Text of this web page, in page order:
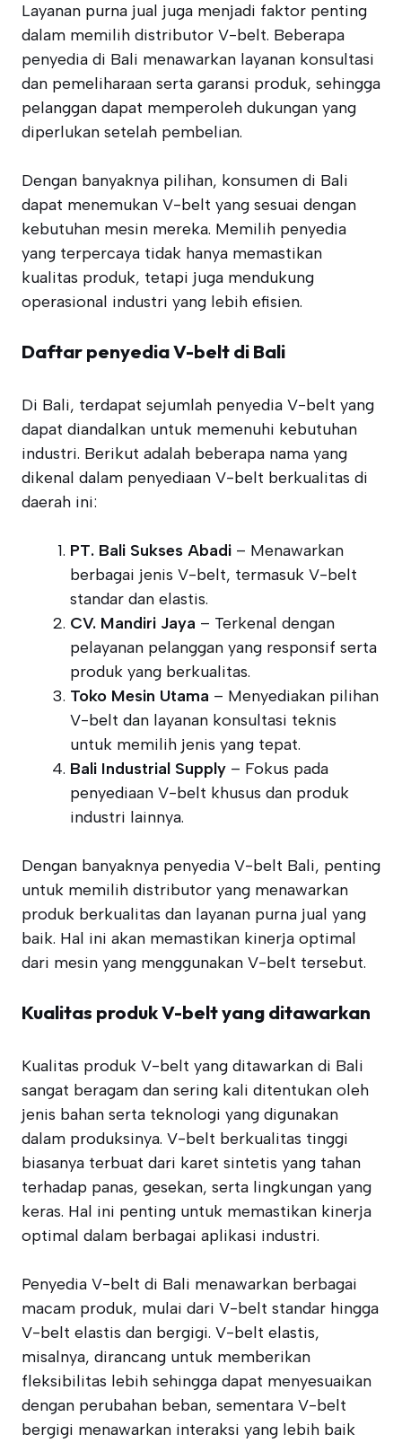
Layanan purna jual juga menjadi faktor penting
dalam memilih distributor V-belt. Beberapa
penyedia di Bali menawarkan layanan konsultasi
dan pemeliharaan serta garansi produk, sehingga
pelanggan dapat memperoleh dukungan yang
diperlukan setelah pembelian.
Dengan banyaknya pilihan, konsumen di Bali
dapat menemukan V-belt yang sesuai dengan
kebutuhan mesin mereka. Memilih penyedia
yang terpercaya tidak hanya memastikan
kualitas produk, tetapi juga mendukung
operasional industri yang lebih efisien.
Daftar penyedia V-belt di Bali
Di Bali, terdapat sejumlah penyedia V-belt yang
dapat diandalkan untuk memenuhi kebutuhan
industri. Berikut adalah beberapa nama yang
dikenal dalam penyediaan V-belt berkualitas di
daerah ini:
PT. Bali Sukses Abadi – Menawarkan
berbagai jenis V-belt, termasuk V-belt
standar dan elastis.
CV. Mandiri Jaya – Terkenal dengan
pelayanan pelanggan yang responsif serta
produk yang berkualitas.
Toko Mesin Utama – Menyediakan pilihan
V-belt dan layanan konsultasi teknis
untuk memilih jenis yang tepat.
Bali Industrial Supply – Fokus pada
penyediaan V-belt khusus dan produk
industri lainnya.
Dengan banyaknya penyedia V-belt Bali, penting
untuk memilih distributor yang menawarkan
produk berkualitas dan layanan purna jual yang
baik. Hal ini akan memastikan kinerja optimal
dari mesin yang menggunakan V-belt tersebut.
Kualitas produk V-belt yang ditawarkan
Kualitas produk V-belt yang ditawarkan di Bali
sangat beragam dan sering kali ditentukan oleh
jenis bahan serta teknologi yang digunakan
dalam produksinya. V-belt berkualitas tinggi
biasanya terbuat dari karet sintetis yang tahan
terhadap panas, gesekan, serta lingkungan yang
keras. Hal ini penting untuk memastikan kinerja
optimal dalam berbagai aplikasi industri.
Penyedia V-belt di Bali menawarkan berbagai
macam produk, mulai dari V-belt standar hingga
V-belt elastis dan bergigi. V-belt elastis,
misalnya, dirancang untuk memberikan
fleksibilitas lebih sehingga dapat menyesuaikan
dengan perubahan beban, sementara V-belt
bergigi menawarkan interaksi yang lebih baik